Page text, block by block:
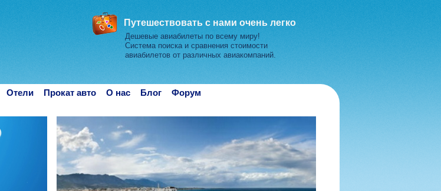
Дешевые авиабилеты по всему миру!
Система поиска и сравнения стоимости
авиабилетов от различных авиакомпаний.
Отели Прокат авто О нас Блог Форум
Путешествовать с нами очень легко